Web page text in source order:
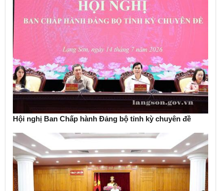
Hội nghị Ban Chấp hành Đảng bộ tỉnh kỳ chuyên đề